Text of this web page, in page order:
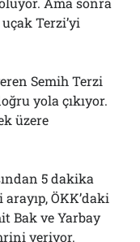
Terzi’yi
Semih Terzi
yola çıkıyor.
üzere
5 dakika
ÖKK’daki
Bak ve Yarbay
veriyor.